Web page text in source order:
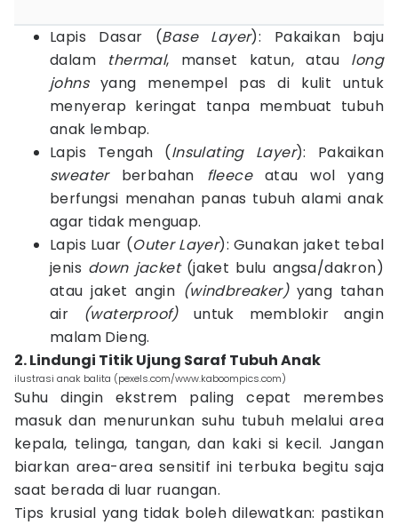
Lapis Dasar (Base Layer): Pakaikan baju
dalam thermal, manset katun, atau long
johnsyang menempel pas di kulit untuk
menyerap keringat tanpa membuat tubuh
anak lembap.
Lapis Tengah (Insulating Layer): Pakaikan
sweaterberbahan fleeceatau wol yang
berfungsi menahan panas tubuh alami anak
agar tidak menguap.
Lapis Luar (Outer Layer): Gunakan jaket tebal
jenis down jacket(jaket bulu angsa/dakron)
atau jaket angin (windbreaker)yang tahan
air (waterproof)untuk memblokir angin
malam Dieng.
2. Lindungi Titik Ujung Saraf Tubuh Anak
ilustrasi anak balita (pexels.com/www.kaboompics.com)
Suhu dingin ekstrem paling cepat merembes
masuk dan menurunkan suhu tubuh melalui area
kepala, telinga, tangan, dan kaki si kecil. Jangan
biarkan area-area sensitif ini terbuka begitu saja
saat berada di luar ruangan.
Tips krusial yang tidak boleh dilewatkan: pastikan